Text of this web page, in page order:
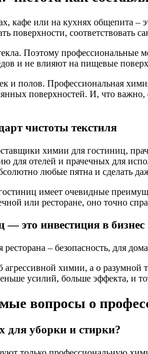
кафе или на кухнях общепита
поверхности, соответствовать
Поэтому
и не влияют на пищевые
полов. Профессиональная
поверхностей. И, что
чистоты текстиля
химии для гостиниц,
для отелей и прачечных для
любые пятна и сделать
имеет очевидные
или ресторане, оно точно
это инвестиция в бизнес
– безопасность, для
химии, а о
усилий, больше эффекта, и
вопросы о
для уборки и стирки?